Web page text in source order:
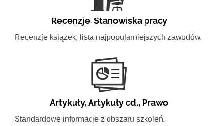
Recenzje,Stanowiska pracy
Recenzje książek, lista najpopularniejszych zawodów.
Artykuły,Artykuły cd., Prawo
Standardowe informacje z obszaru szkoleń.